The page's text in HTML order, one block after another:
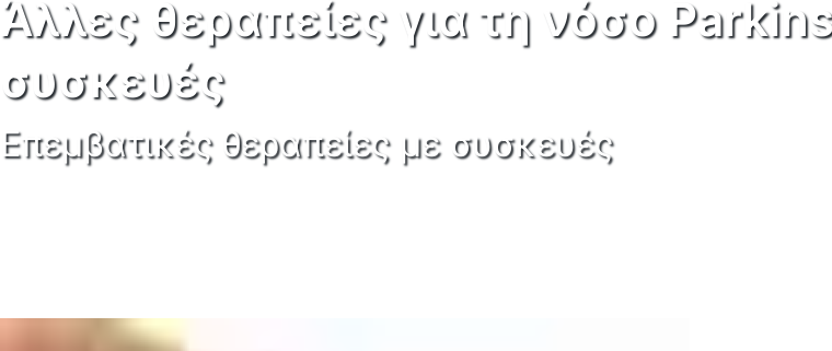
Άλλες θεραπείες για τη νόσο
συσκευές
Επεμβατικές θεραπείες με συσκευές